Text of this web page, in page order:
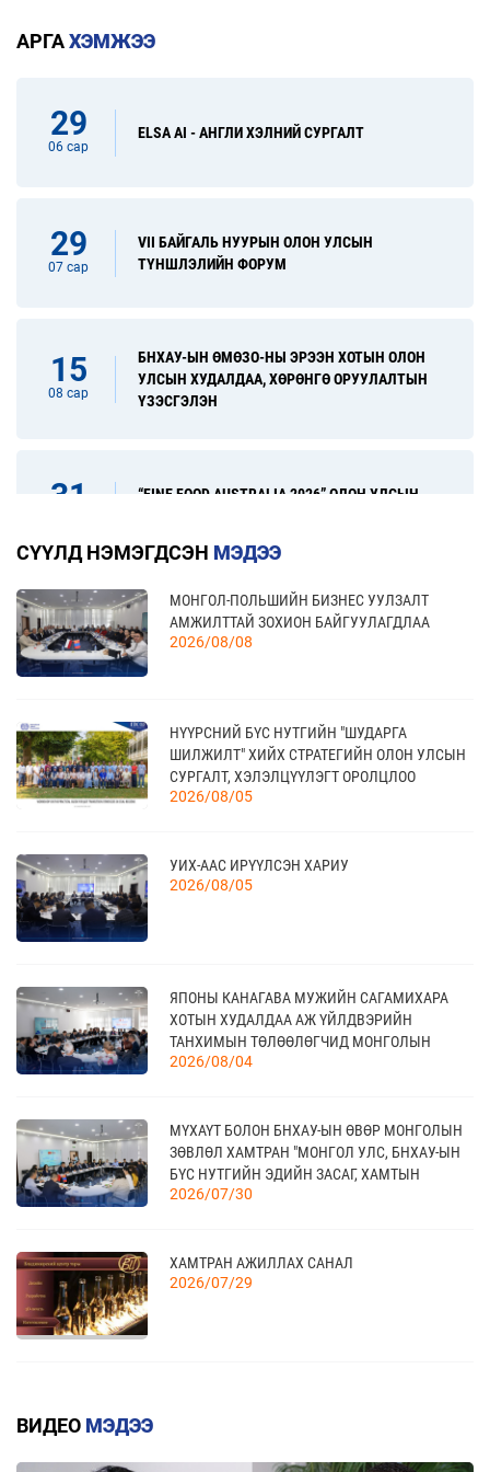
АРГАХЭМЖЭЭ
29
06 сар
ELSA AI - АНГЛИ ХЭЛНИЙ СУРГАЛТ
29
07 сар
VII БАЙГАЛЬ НУУРЫН ОЛОН УЛСЫН
ТҮНШЛЭЛИЙН ФОРУМ
15
08 сар
БНХАУ-ЫН ӨМӨЗО-НЫ ЭРЭЭН ХОТЫН ОЛОН
УЛСЫН ХУДАЛДАА, ХӨРӨНГӨ ОРУУЛАЛТЫН
ҮЗЭСГЭЛЭН
31
“FINE FOOD AUSTRALIA 2026” ОЛОН УЛСЫН
17
09 сар
“УЛААНБААТАР ТҮНШЛЭЛ 2026” ХҮНСНИЙ
САЛБАРЫН ОЛОН УЛСЫН ҮЗЭСГЭЛЭН
20
09 сар
КАНАД УЛС - ТОРОНТО ХОТЫН БИЗНЕС АЯЛАЛ
21
10 сар
TEX+ VISION KOREA
04
11 сар
ҮЗЭСГЭЛЭН
11 сар
АХУЙН САЛБАРЫН ҮЗЭСГЭЛЭН
СҮҮЛД НЭМЭГДСЭН МЭДЭЭ
МОНГОЛ-ПОЛЬШИЙН БИЗНЕС УУЛЗАЛТ
АМЖИЛТТАЙ ЗОХИОН БАЙГУУЛАГДЛАА
2026/08/08
НҮҮРСНИЙ БҮС НУТГИЙН "ШУДАРГА
ШИЛЖИЛТ" ХИЙХ СТРАТЕГИЙН ОЛОН УЛСЫН
СУРГАЛТ, ХЭЛЭЛЦҮҮЛЭГТ ОРОЛЦЛОО
2026/08/05
УИХ-ААС ИРҮҮЛСЭН ХАРИУ
2026/08/05
ЯПОНЫ КАНАГАВА МУЖИЙН САГАМИХАРА
ХОТЫН ХУДАЛДАА АЖ ҮЙЛДВЭРИЙН
ТАНХИМЫН ТӨЛӨӨЛӨГЧИД МОНГОЛЫН
ҮНДЭСНИЙ ХУДАЛДАА АЖ ҮЙЛДВЭРИЙН
2026/08/04
МҮХАҮТ БОЛОН БНХАУ-ЫН ӨВӨР МОНГОЛЫН
ЗӨВЛӨЛ ХАМТРАН "МОНГОЛ УЛС, БНХАУ-ЫН
БҮС НУТГИЙН ЭДИЙН ЗАСАГ, ХАМТЫН
АЖИЛЛАГААНЫ УУЛЗАЛТ"-ЫГ ЗОХИОН
2026/07/30
ХАМТРАН АЖИЛЛАХ САНАЛ
2026/07/29
ВИДЕО МЭДЭЭ